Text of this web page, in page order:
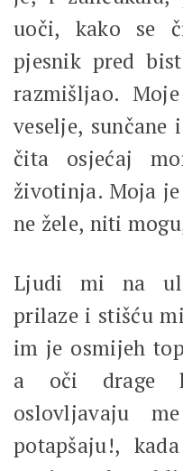
uoči, kako se
pjesnik pred
razmišljao.
veselje, sunčane
čita osjećaj
životinja. Moja je
ne žele, niti
Ljudi mi na
prilaze i stišću
im je osmijeh
a oči drage
oslovljavaju
potapšaju!,